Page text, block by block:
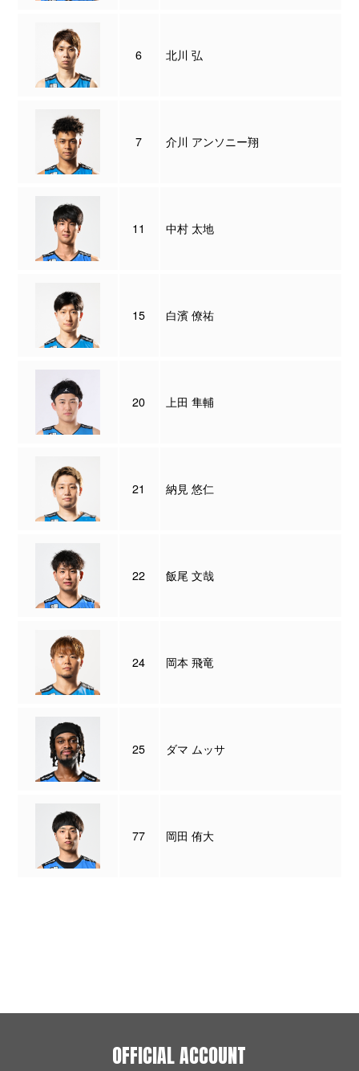
6 北川 弘
7 介川 アンソニー翔
11 中村 太地
15 白濱 僚祐
20 上田 隼輔
21 納見 悠仁
22 飯尾 文哉
24 岡本 飛竜
25 ダマ ムッサ
77 岡田 侑大
OFFICIAL ACCOUNT